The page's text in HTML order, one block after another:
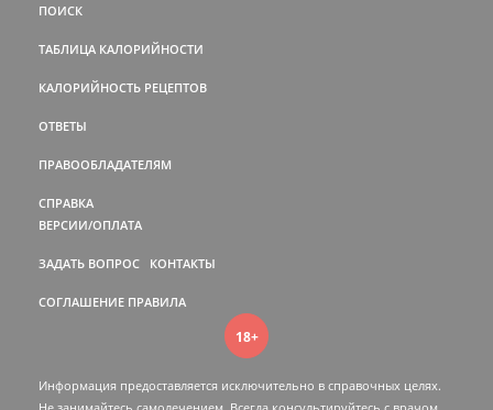
ПОИСК
ТАБЛИЦА КАЛОРИЙНОСТИ
КАЛОРИЙНОСТЬ РЕЦЕПТОВ
ОТВЕТЫ
ПРАВООБЛАДАТЕЛЯМ
СПРАВКА
ВЕРСИИ/ОПЛАТА
ЗАДАТЬ ВОПРОС КОНТАКТЫ
СОГЛАШЕНИЕ ПРАВИЛА
18+
Информация предоставляется исключительно в справочных целях.